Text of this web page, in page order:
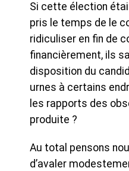
Si cette élection
pris le temps de le
ridiculiser en fin de
financièrement, ils
disposition du
urnes à certains
les rapports des
produite ?
Au total pensons
d’avaler